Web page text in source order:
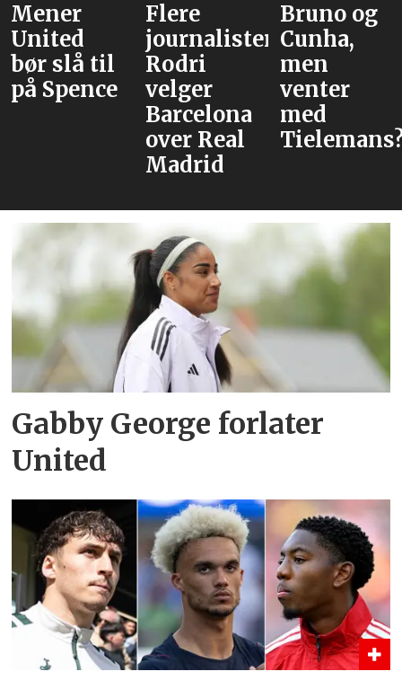
Flere
journalister:
Rodri
velger
Bruno og
Cunha,
men
venter
med
Tielemans?
Hva er
Gabby George forlater
United